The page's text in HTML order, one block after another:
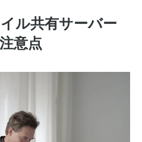
ル共有サーバー
意点